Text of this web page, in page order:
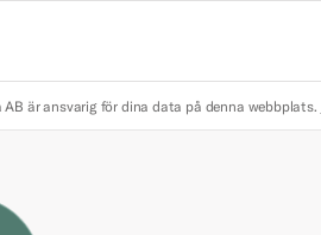
AB är ansvarig för dina data på denna webbplats.